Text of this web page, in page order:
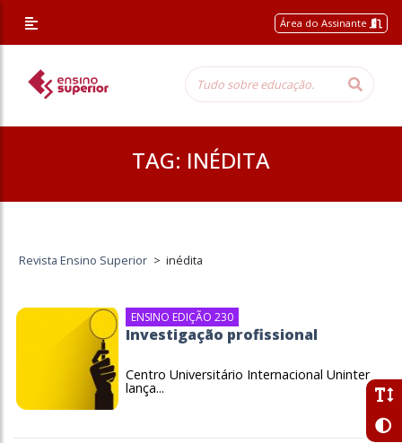
Área do Assinante
TAG: INÉDITA
Revista Ensino Superior > inédita
ENSINO EDIÇÃO 230
Investigação profissional
Centro Universitário Internacional Uninter
lança...